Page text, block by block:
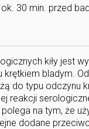
30 min. przed
kiły jest
krętkiem bladym.
do typu
reakcji
na tym, że
dodane